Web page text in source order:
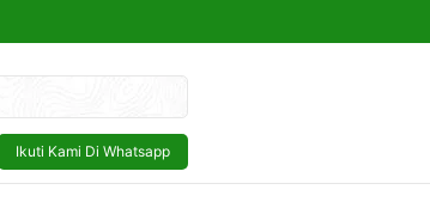
Ikuti Kami Di Whatsapp
Lowongan Kerja Tech and Gadget